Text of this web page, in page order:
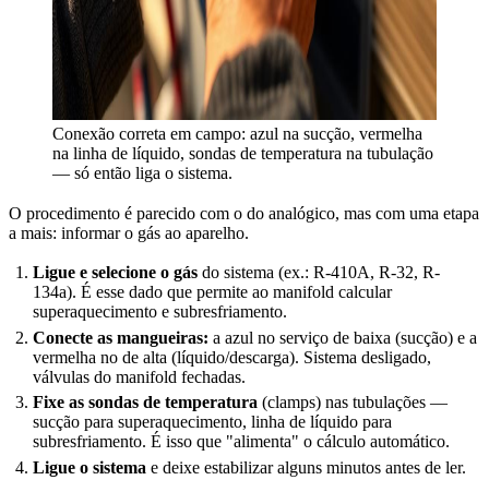
Conexão correta em campo: azul na sucção, vermelha
na linha de líquido, sondas de temperatura na tubulação
— só então liga o sistema.
O procedimento é parecido com o do analógico, mas com uma etapa
a mais: informar o gás ao aparelho.
Ligue e selecione o gás do sistema (ex.: R-410A, R-32, R-
134a). É esse dado que permite ao manifold calcular
superaquecimento e subresfriamento.
Conecte as mangueiras: a azul no serviço de baixa (sucção) e a
vermelha no de alta (líquido/descarga). Sistema desligado,
válvulas do manifold fechadas.
Fixe as sondas de temperatura (clamps) nas tubulações —
sucção para superaquecimento, linha de líquido para
subresfriamento. É isso que "alimenta" o cálculo automático.
Ligue o sistema e deixe estabilizar alguns minutos antes de ler.